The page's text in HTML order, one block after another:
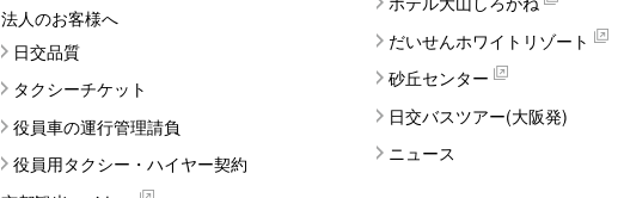
法人のお客様へ
日交品質
タクシーチケット
役員車の運行管理請負
役員用タクシー・ハイヤー契約
だいせんホワイトリゾート
砂丘センター
日交バスツアー(大阪発)
ニュース